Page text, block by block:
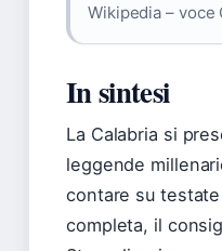
Wikipedia – voce
In sintesi
La Calabria si
leggende
contare su
completa, il